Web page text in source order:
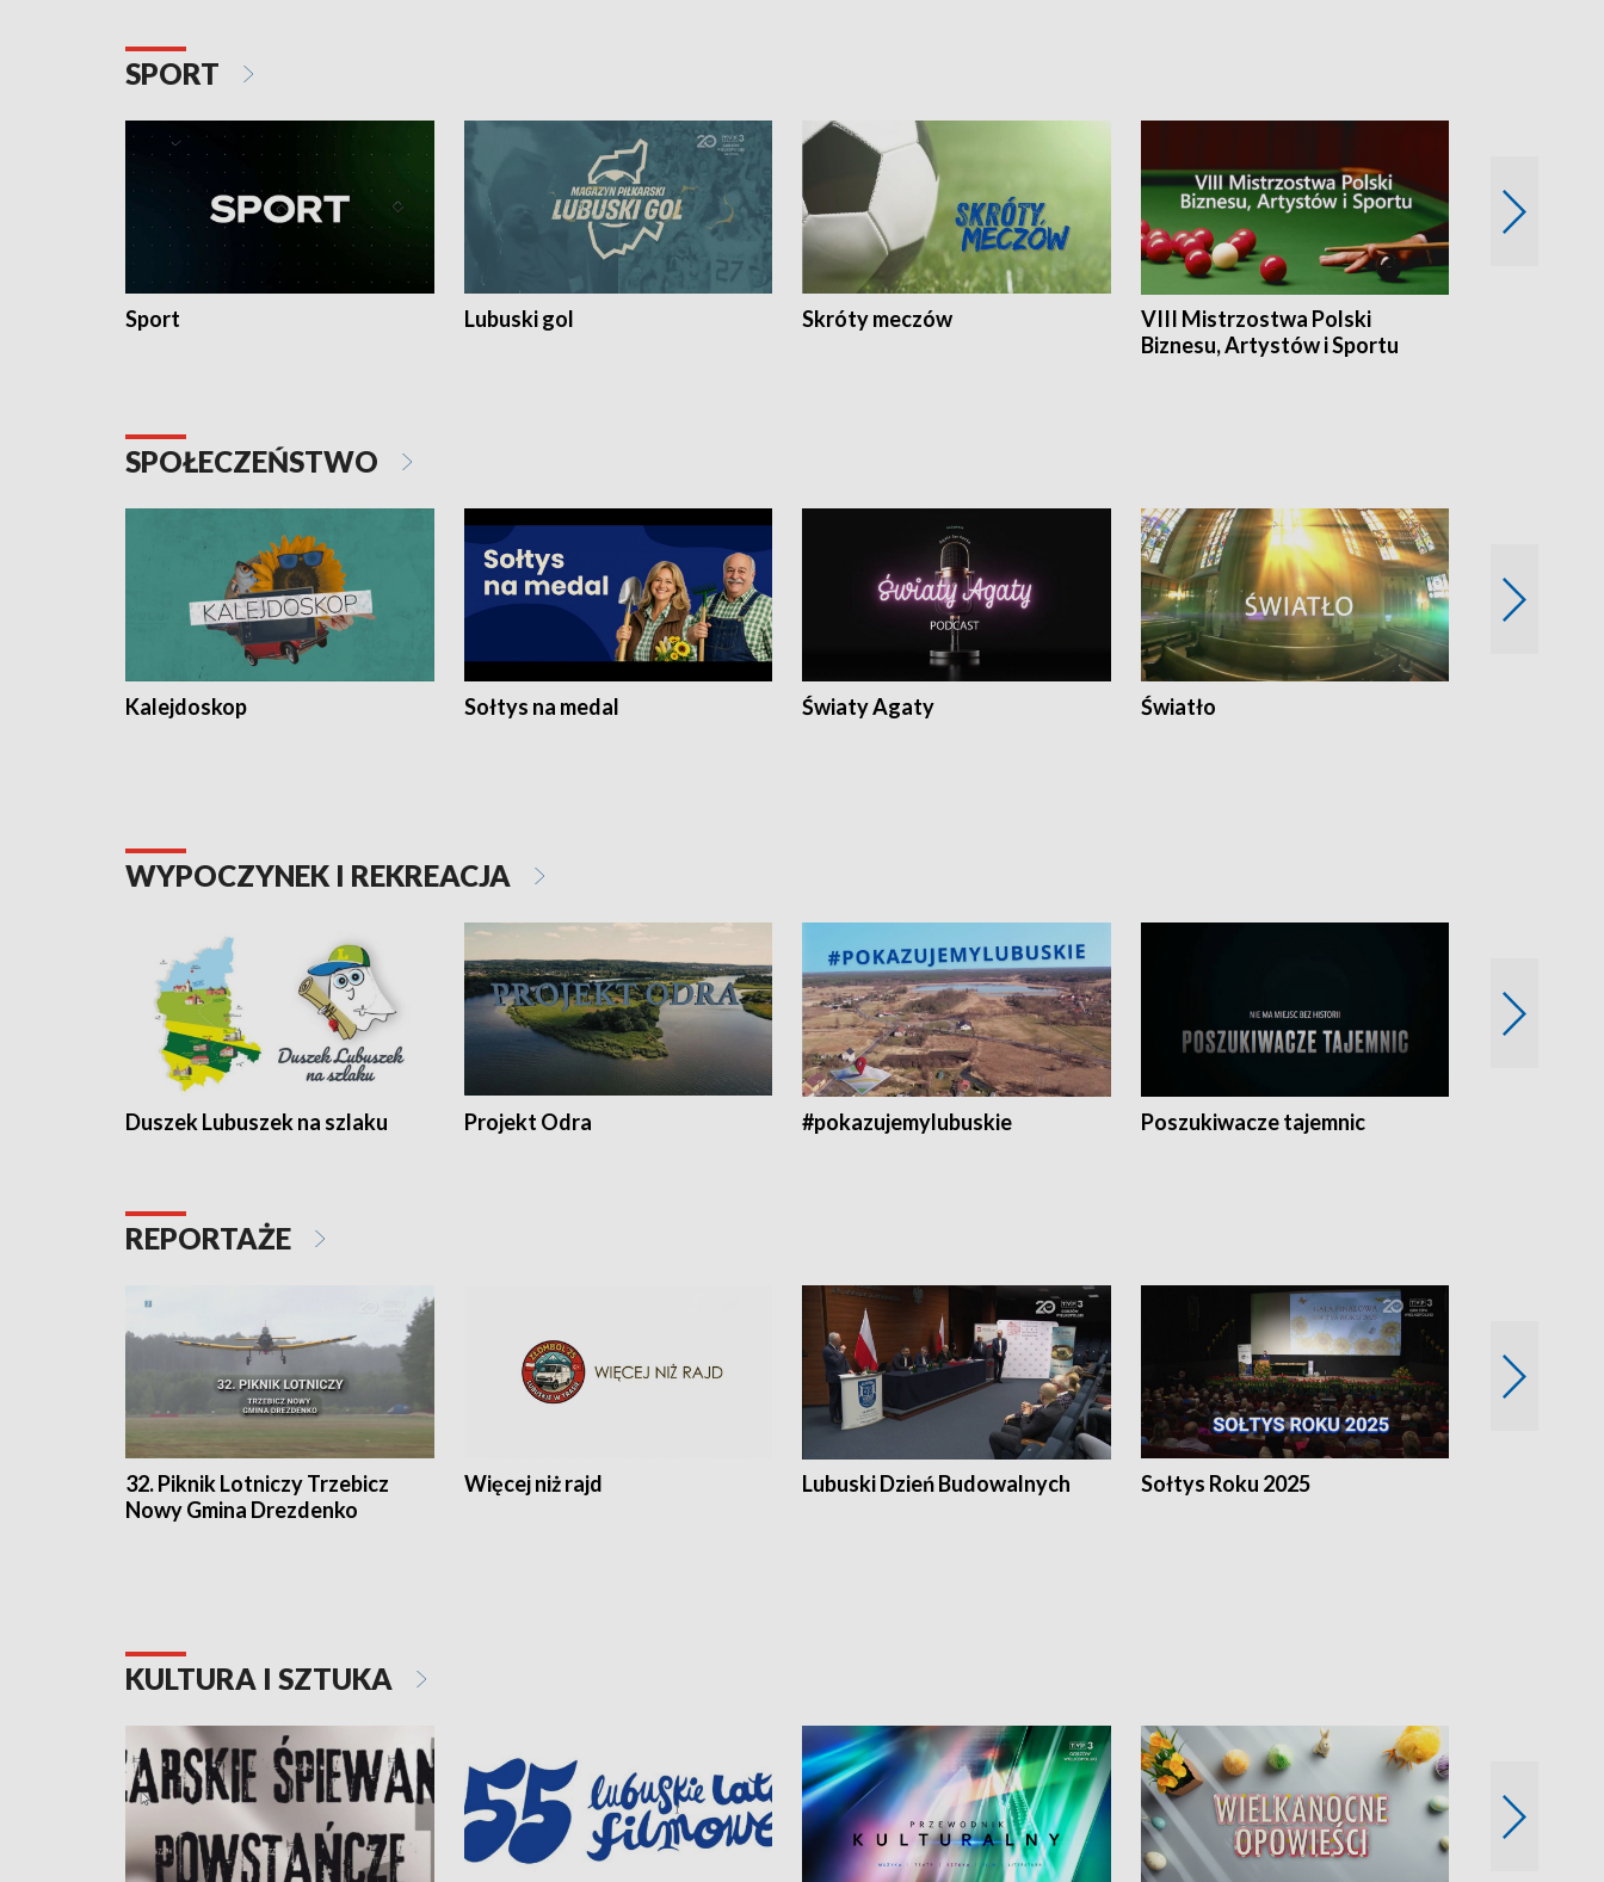
SPORT
Sport Lubuski gol Skróty meczów
VIII Mistrzostwa Polski
Biznesu, Artystów i Sportu
SPOŁECZEŃSTWO
Kalejdoskop Sołtys na medal Światy Agaty Światło
WYPOCZYNEK I REKREACJA
Duszek Lubuszek na szlaku Projekt Odra #pokazujemylubuskie Poszukiwacze tajemnic
REPORTAŻE
32. Piknik Lotniczy Trzebicz
Nowy Gmina Drezdenko
Więcej niż rajd Lubuski Dzień Budowalnych Sołtys Roku 2025
KULTURA I SZTUKA